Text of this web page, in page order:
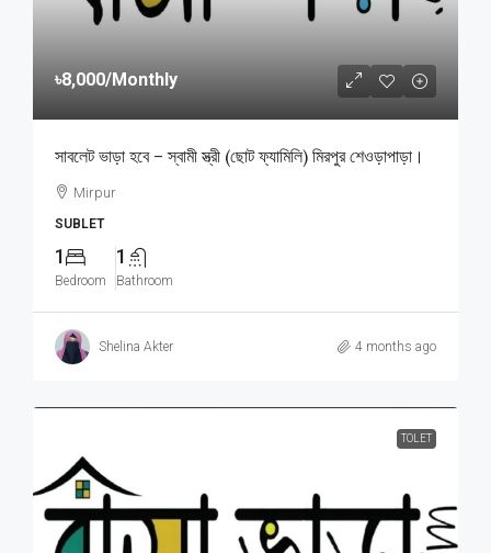
৳8,000/Monthly
সাবলেট ভাড়া হবে – স্বামী স্ত্রী (ছোট ফ্যামিলি) মিরপুর শেওড়াপাড়া।
Mirpur
SUBLET
1
Bedroom
1
Bathroom
Shelina Akter 4 months ago
TOLET